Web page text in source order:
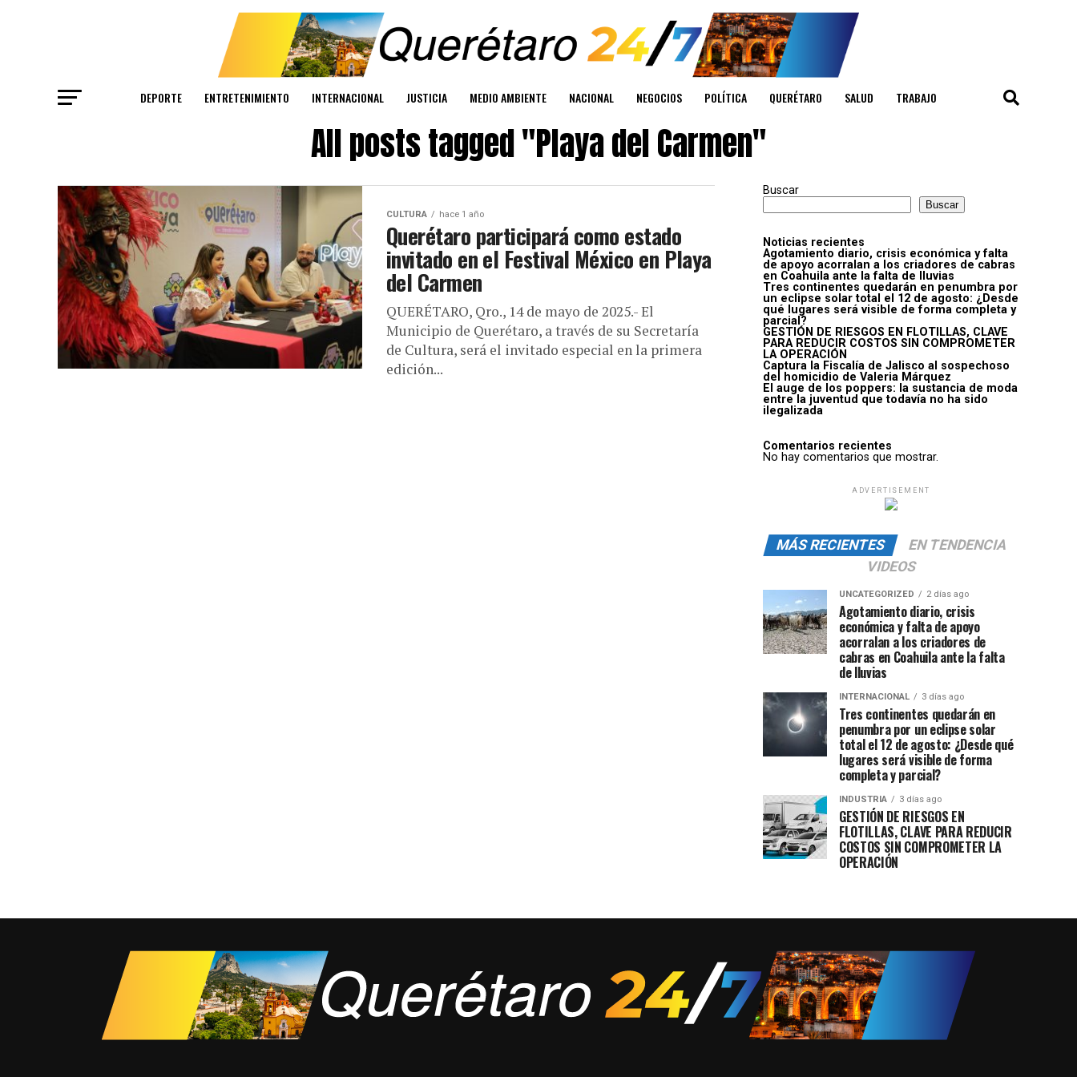
DEPORTE ENTRETENIMIENTO INTERNACIONAL JUSTICIA MEDIO AMBIENTE NACIONAL NEGOCIOS POLÍTICA QUERÉTARO SALUD TRABAJO
All posts tagged "Playa del Carmen"
CULTURA hace 1 año
Querétaro participará como estado
invitado en el Festival México en Playa
del Carmen
QUERÉTARO, Qro., 14 de mayo de 2025.- El
Municipio de Querétaro, a través de su Secretaría
de Cultura, será el invitado especial en la primera
edición...
Buscar
Buscar
Noticias recientes
Agotamiento diario, crisis económica y falta
de apoyo acorralan a los criadores de cabras
en Coahuila ante la falta de lluvias
Tres continentes quedarán en penumbra por
un eclipse solar total el 12 de agosto: ¿Desde
qué lugares será visible de forma completa y
parcial?
GESTIÓN DE RIESGOS EN FLOTILLAS, CLAVE
PARA REDUCIR COSTOS SIN COMPROMETER
LA OPERACIÓN
Captura la Fiscalía de Jalisco al sospechoso
del homicidio de Valeria Márquez
El auge de los poppers: la sustancia de moda
entre la juventud que todavía no ha sido
ilegalizada
Comentarios recientes
No hay comentarios que mostrar.
ADVERTISEMENT
MÁS RECIENTES
EN TENDENCIA
VIDEOS
UNCATEGORIZED 2 días ago
Agotamiento diario, crisis
económica y falta de apoyo
acorralan a los criadores de
cabras en Coahuila ante la falta
de lluvias
INTERNACIONAL 3 días ago
Tres continentes quedarán en
penumbra por un eclipse solar
total el 12 de agosto: ¿Desde qué
lugares será visible de forma
completa y parcial?
INDUSTRIA 3 días ago
GESTIÓN DE RIESGOS EN
FLOTILLAS, CLAVE PARA REDUCIR
COSTOS SIN COMPROMETER LA
OPERACIÓN